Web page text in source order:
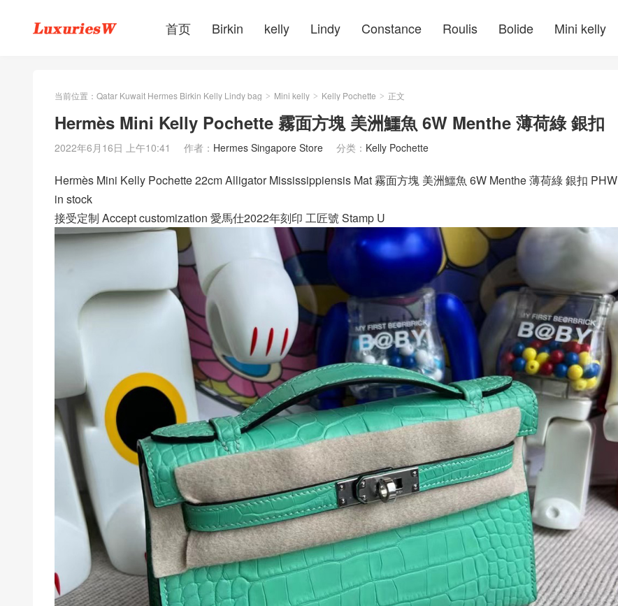
首页 Birkin kelly Lindy Constance Roulis Bolide Mini kelly
当前位置： Qatar Kuwait Hermes Birkin Kelly Lindy bag > Mini kelly > Kelly Pochette > 正文
Hermès Mini Kelly Pochette 霧面方塊 美洲鱷魚 6W Menthe 薄荷綠 銀扣
2022年6月16日 上午10:41 作者： Hermes Singapore Store 分类： Kelly Pochette
Hermès Mini Kelly Pochette 22cm Alligator Mississippiensis Mat 霧面方塊 美洲鱷魚 6W Menthe 薄荷綠 銀扣 PHW
in stock
接受定制 Accept customization 愛馬仕2022年刻印 工匠號 Stamp U